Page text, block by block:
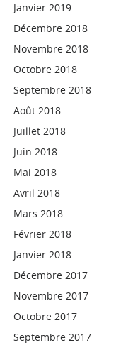
Janvier 2019
Décembre 2018
Novembre 2018
Octobre 2018
Septembre 2018
Août 2018
Juillet 2018
Juin 2018
Mai 2018
Avril 2018
Mars 2018
Février 2018
Janvier 2018
Décembre 2017
Novembre 2017
Octobre 2017
Septembre 2017